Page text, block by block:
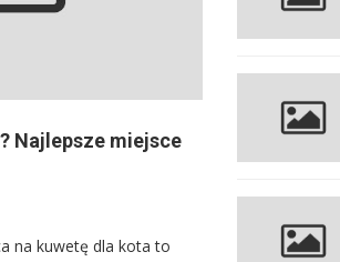
Najlepsze miejsce
na kuwetę dla kota to